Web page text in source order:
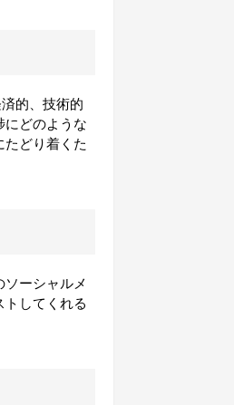
的、技術的
にどのような
どり着くた
ーシャルメ
してくれる